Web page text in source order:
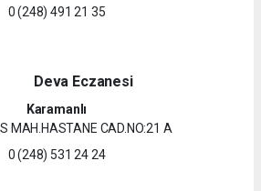
0 (248) 491 21 35
Deva Eczanesi
Karamanlı
MAH.HASTANE CAD.NO:21 A
0 (248) 531 24 24